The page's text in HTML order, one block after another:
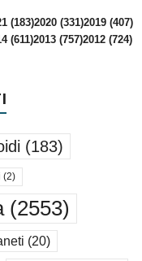
(183)2020 (331)2019 (407)
(611)2013 (757)2012 (724)
(183)
(2)
(2553)
(20)